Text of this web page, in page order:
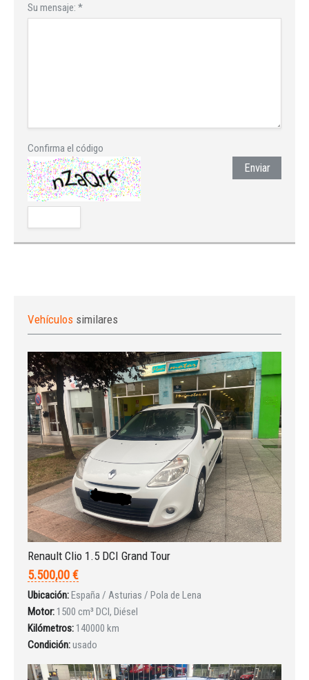
Su mensaje: *
Confirma el código
Enviar
Vehículos similares
Renault Clio 1.5 DCI Grand Tour
5.500,00 €
Ubicación:España / Asturias / Pola de Lena
Motor: 1500 cm³ DCI, Diésel
Kilómetros: 140000 km
Condición:usado